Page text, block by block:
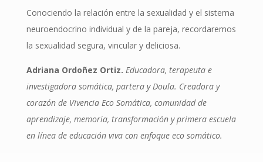
Conociendo la relación entre la sexualidad y el sistema
neuroendocrino individual y de la pareja, recordaremos
la sexualidad segura, vincular y deliciosa.
Adriana Ordoñez Ortiz. Educadora, terapeuta e
investigadora somática, partera y Doula. Creadora y
corazón de Vivencia Eco Somática, comunidad de
aprendizaje, memoria, transformación y primera escuela
en línea de educación viva con enfoque eco somático.